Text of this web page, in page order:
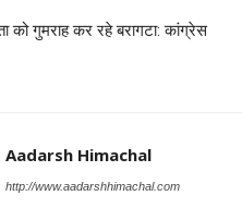
को गुमराह कर रहे बरागटा: कांग्रेस
Aadarsh Himachal
http://www.aadarshhimachal.com